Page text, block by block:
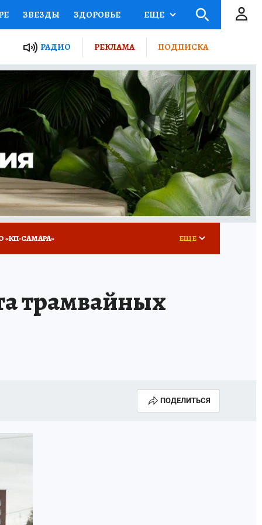
ЗВЕЗДЫ ЗДОРОВЬЕ
ПРОЕКТЫ РОССИИ
ПУТЕВОДИТЕЛЬ
ТУРИЗМ
ВСЕ О КП РАДИО КП
ЕЩЕ
РАДИО РЕКЛАМА ПОДПИСКА
«КП-САМАРА»
ДЕНЬ ПОБЕДЫ В САМАРЕ 2025
ЕЩЕ
трамвайных
ПОДЕЛИТЬСЯ